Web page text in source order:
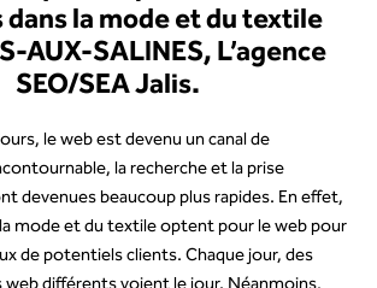
la mode et du textile
AUX-SALINES, L’agence
SEO/SEA Jalis.
le web est devenu un canal de
la recherche et la prise
devenues beaucoup plus rapides. En effet,
mode et du textile optent pour le web pour
de potentiels clients. Chaque jour, des